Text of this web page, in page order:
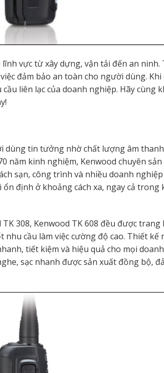
vực từ xây dựng, vận tải đến an ninh.
đảm bảo an toàn cho người dùng. Khi
liên lạc của doanh nghiệp. Hãy cùng
tin tưởng nhờ chất lượng âm
năm kinh nghiệm, Kenwood chuyên
sạn, công trình và nhiều doanh
định ở khoảng cách xa, ngay cả trong
308, Kenwood TK 608 đều được trang
cầu làm việc cường độ cao. Thiết kế
tiết kiệm và hiệu quả cho mọi
sạc nhanh được sản xuất đồng bộ,